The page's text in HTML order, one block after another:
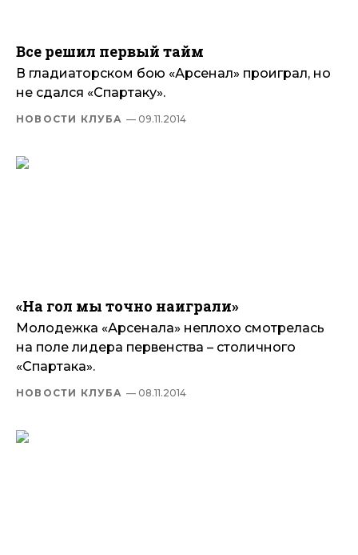
Все решил первый тайм
В гладиаторском бою «Арсенал» проиграл, но
не сдался «Спартаку».
НОВОСТИ КЛУБА — 09.11.2014
«На гол мы точно наиграли»
Молодежка «Арсенала» неплохо смотрелась
на поле лидера первенства – столичного
«Спартака».
НОВОСТИ КЛУБА — 08.11.2014